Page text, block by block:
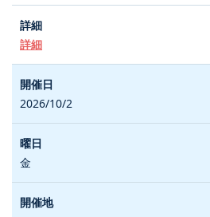
詳細
2026/10/2
金